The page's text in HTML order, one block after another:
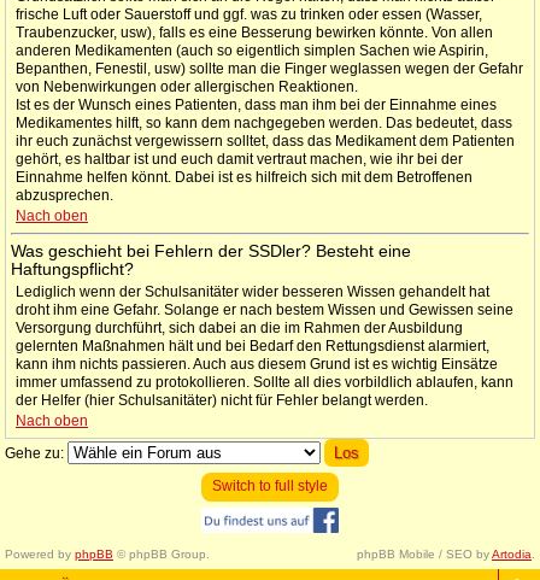
frische Luft oder Sauerstoff und ggf. was zu trinken oder essen (Wasser,
Traubenzucker, usw), falls es eine Besserung bewirken könnte. Von allen
anderen Medikamenten (auch so eigentlich simplen Sachen wie Aspirin,
Bepanthen, Fenestil, usw) sollte man die Finger weglassen wegen der Gefahr
von Nebenwirkungen oder allergischen Reaktionen.
Ist es der Wunsch eines Patienten, dass man ihm bei der Einnahme eines
Medikamentes hilft, so kann dem nachgegeben werden. Das bedeutet, dass
ihr euch zunächst vergewissern solltet, dass das Medikament dem Patienten
gehört, es haltbar ist und euch damit vertraut machen, wie ihr bei der
Einnahme helfen könnt. Dabei ist es hilfreich sich mit dem Betroffenen
abzusprechen.
Nach oben
Was geschieht bei Fehlern der SSDler? Besteht eine
Haftungspflicht?
Lediglich wenn der Schulsanitäter wider besseren Wissen gehandelt hat
droht ihm eine Gefahr. Solange er nach bestem Wissen und Gewissen seine
Versorgung durchführt, sich dabei an die im Rahmen der Ausbildung
gelernten Maßnahmen hält und bei Bedarf den Rettungsdienst alarmiert,
kann ihm nichts passieren. Auch aus diesem Grund ist es wichtig Einsätze
immer umfassend zu protokollieren. Sollte all dies vorbildlich ablaufen, kann
der Helfer (hier Schulsanitäter) nicht für Fehler belangt werden.
Nach oben
Gehe zu:
Switch to full style
Powered by phpBB © phpBB Group. phpBB Mobile / SEO byArtodia